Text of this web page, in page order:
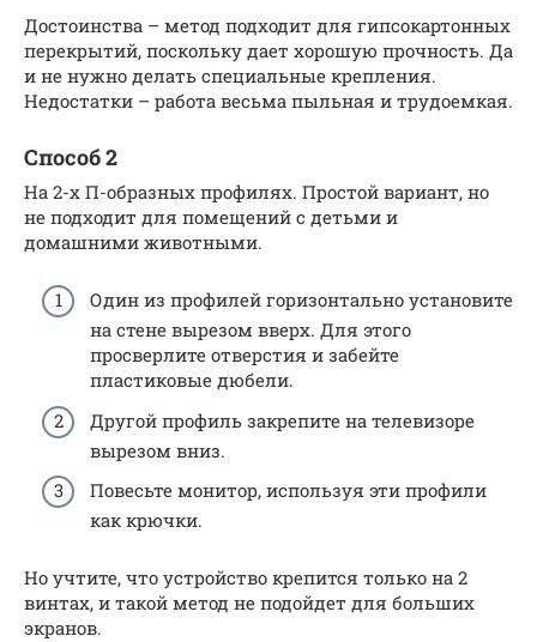
Достоинства – метод подходит для гипсокартонных
перекрытий, поскольку дает хорошую прочность. Да
и не нужно делать специальные крепления.
Недостатки – работа весьма пыльная и трудоемкая.
Способ 2
На 2-х П-образных профилях. Простой вариант, но
не подходит для помещений с детьми и
домашними животными.
Один из профилей горизонтально установите
на стене вырезом вверх. Для этого
просверлите отверстия и забейте
пластиковые дюбели.
Другой профиль закрепите на телевизоре
вырезом вниз.
Повесьте монитор, используя эти профили
как крючки.
Но учтите, что устройство крепится только на 2
винтах, и такой метод не подойдет для больших
экранов.